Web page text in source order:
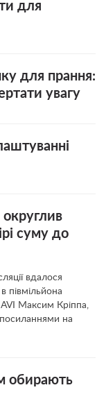
для
для прання:
увагу
суму до
вдалося
півмільйона
Максим Кріппа,
на
обирають